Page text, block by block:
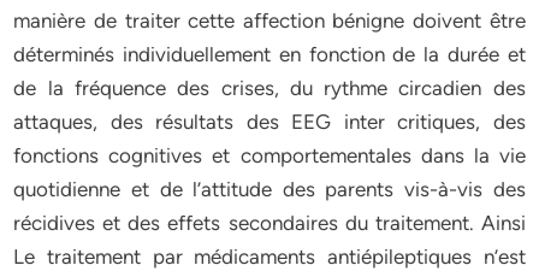
manière de traiter cette affection bénigne doivent être
déterminés individuellement en fonction de la durée et
de la fréquence des crises, du rythme circadien des
attaques, des résultats des EEG inter critiques, des
fonctions cognitives et comportementales dans la vie
quotidienne et de l’attitude des parents vis-à-vis des
récidives et des effets secondaires du traitement. Ainsi
Le traitement par médicaments antiépileptiques n’est